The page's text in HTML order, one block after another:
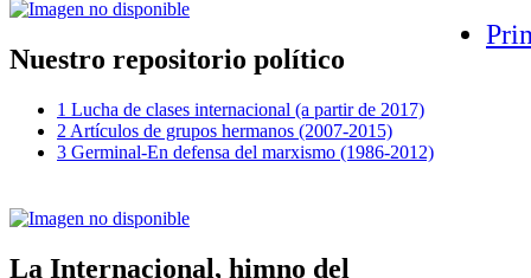
Nuestro repositorio político
1 Lucha de clases internacional (a partir de 2017)
2 Artículos de grupos hermanos (2007-2015)
3 Germinal-En defensa del marxismo (1986-2012)
La Internacional, himno del